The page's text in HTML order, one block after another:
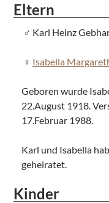
Eltern
Karl Heinz
Isabella
Geboren wurde
22.August 1918.
17.Februar 1988.
Karl und Isabella
geheiratet.
Kinder